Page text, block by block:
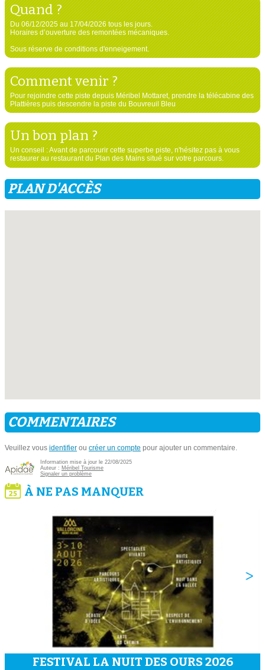
Quand ?
Du 06/12/2025 au 17/04/2026 tous les jours.
Horaires d’ouverture des remontées mécaniques.
Sous réserve de conditions d'enneigement.
Comment venir ?
Pour rejoindre cette piste depuis Méribel Mottaret, prendre la télécabine des
Plattières puis descendre la piste du Bouvreuil Bleu
Un bon plan ?
Un conseil : Avant de parcourir cette superbe piste, n'hésitez pas à vous
restaurer au restaurant du Plan des Mains situé sur votre parcours.
PLAN D'ACCÈS
COMMENTAIRES
Veuillez vous identifier ou créer un compte pour ajouter un commentaire.
Information mise à jour le 22/08/2025
Auteur : Méribel Tourisme
Signaler un problème
À NE PAS MANQUER
FESTIVAL LA NUIT DES OURS 2026